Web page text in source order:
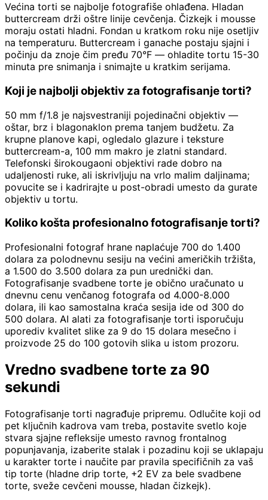
Većina torti se najbolje fotografiše ohlađena. Hladan
buttercream drži oštre linije cevčenja. Čizkejk i mousse
moraju ostati hladni. Fondan u kratkom roku nije osetljiv
na temperaturu. Buttercream i ganache postaju sjajni i
počinju da znoje čim pređu 70°F — ohladite tortu 15-30
minuta pre snimanja i snimajte u kratkim serijama.
Koji je najbolji objektiv za fotografisanje torti?
50 mm f/1.8 je najsvestraniji pojedinačni objektiv —
oštar, brz i blagonaklon prema tanjem budžetu. Za
krupne planove kapi, ogledalo glazure i teksture
buttercream-a, 100 mm makro je zlatni standard.
Telefonski širokougaoni objektivi rade dobro na
udaljenosti ruke, ali iskrivljuju na vrlo malim daljinama;
povucite se i kadrirajte u post-obradi umesto da gurate
objektiv u tortu.
Koliko košta profesionalno fotografisanje torti?
Profesionalni fotograf hrane naplaćuje 700 do 1.400
dolara za polodnevnu sesiju na većini američkih tržišta,
a 1.500 do 3.500 dolara za pun urednički dan.
Fotografisanje svadbene torte je obično uračunato u
dnevnu cenu venčanog fotografa od 4.000-8.000
dolara, ili kao samostalna kraća sesija ide od 300 do
500 dolara. AI alati za fotografisanje torti isporučuju
uporediv kvalitet slike za 9 do 15 dolara mesečno i
proizvode 25 do 100 gotovih slika u istom prozoru.
Vredno svadbene torte za 90
sekundi
Fotografisanje torti nagrađuje pripremu. Odlučite koji od
pet ključnih kadrova vam treba, postavite svetlo koje
stvara sjajne refleksije umesto ravnog frontalnog
popunjavanja, izaberite stalak i pozadinu koji se uklapaju
u karakter torte i naučite par pravila specifičnih za vaš
tip torte (hladne drip torte, +2 EV za bele svadbene
torte, sveže cevčeni mousse, hladan čizkejk).